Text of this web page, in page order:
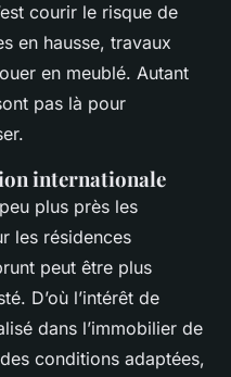
courir le risque de
en hausse, travaux
en meublé. Autant
pas là pour
internationale
plus près les
les résidences
peut être plus
D’où l’intérêt de
dans l’immobilier de
conditions adaptées,